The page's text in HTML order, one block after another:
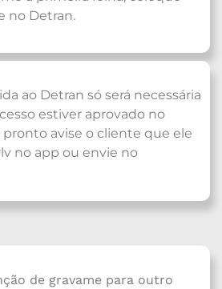
no Detran.
ao Detran só será necessária
estiver aprovado no
avise o cliente que ele
no app ou envie no
de gravame para outro